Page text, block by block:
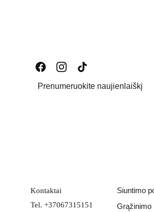
Prenumeruokite naujienlaiškį
Kontaktai
Tel. +37067315151
Siuntimo
Grąžinimo